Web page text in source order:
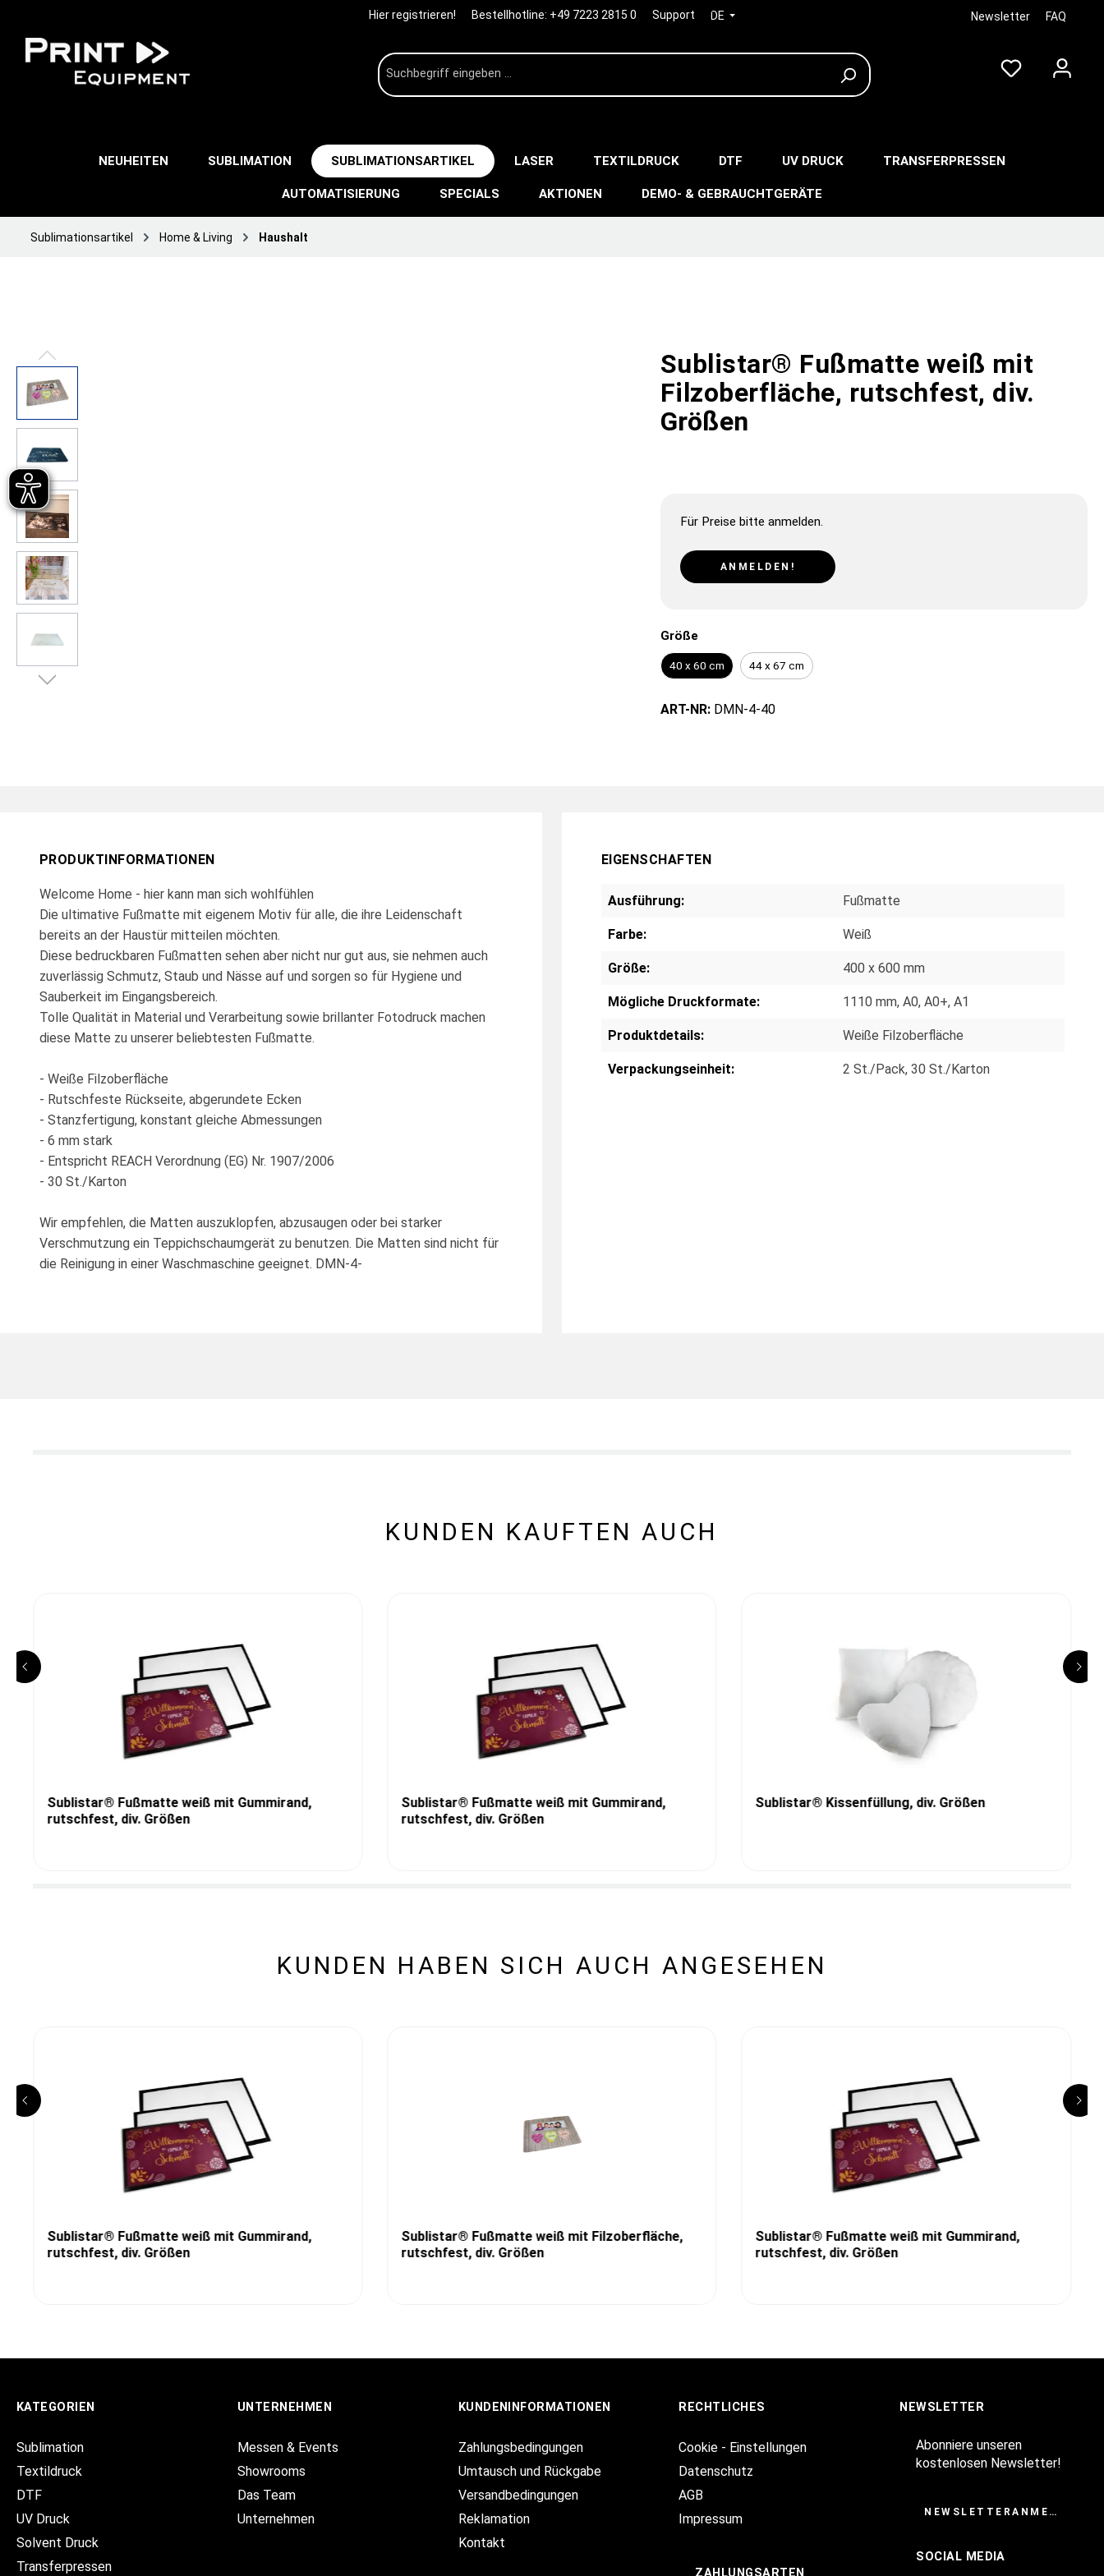
Hier registrieren! Bestellhotline: +49 7223 2815 0 Support DE Newsletter FAQ
NEUHEITEN SUBLIMATION SUBLIMATIONSARTIKEL LASER TEXTILDRUCK DTF UV DRUCK TRANSFERPRESSEN
AUTOMATISIERUNG SPECIALS AKTIONEN DEMO- & GEBRAUCHTGERÄTE
Sublimationsartikel Home & Living Haushalt
Sublistar® Fußmatte weiß mit
Filzoberfläche, rutschfest, div.
Größen
Für Preise bitte anmelden.
ANMELDEN!
Größe
40 x 60 cm 44 x 67 cm
ART-NR: DMN-4-40
PRODUKTINFORMATIONEN
Welcome Home - hier kann man sich wohlfühlen
Die ultimative Fußmatte mit eigenem Motiv für alle, die ihre Leidenschaft
bereits an der Haustür mitteilen möchten.
Diese bedruckbaren Fußmatten sehen aber nicht nur gut aus, sie nehmen auch
zuverlässig Schmutz, Staub und Nässe auf und sorgen so für Hygiene und
Sauberkeit im Eingangsbereich.
Tolle Qualität in Material und Verarbeitung sowie brillanter Fotodruck machen
diese Matte zu unserer beliebtesten Fußmatte.
- Weiße Filzoberfläche
- Rutschfeste Rückseite, abgerundete Ecken
- Stanzfertigung, konstant gleiche Abmessungen
- 6 mm stark
- Entspricht REACH Verordnung (EG) Nr. 1907/2006
- 30 St./Karton
Wir empfehlen, die Matten auszuklopfen, abzusaugen oder bei starker
Verschmutzung ein Teppichschaumgerät zu benutzen. Die Matten sind nicht für
die Reinigung in einer Waschmaschine geeignet. DMN-4-
EIGENSCHAFTEN
Ausführung: Fußmatte
Farbe: Weiß
Größe: 400 x 600 mm
Mögliche Druckformate: 1110 mm, A0, A0+, A1
Produktdetails: Weiße Filzoberfläche
Verpackungseinheit: 2 St./Pack, 30 St./Karton
KUNDEN KAUFTEN AUCH
Sublistar® Fußmatte weiß mit Gummirand,
rutschfest, div. Größen
Sublistar® Fußmatte weiß mit Gummirand,
rutschfest, div. Größen
Sublistar® Kissenfüllung, div. Größen
KUNDEN HABEN SICH AUCH ANGESEHEN
Sublistar® Fußmatte weiß mit Gummirand,
rutschfest, div. Größen
Sublistar® Fußmatte weiß mit Filzoberfläche,
rutschfest, div. Größen
Sublistar® Fußmatte weiß mit Gummirand,
rutschfest, div. Größen
KATEGORIEN
Sublimation
Textildruck
DTF
UV Druck
Solvent Druck
Transferpressen
UNTERNEHMEN
Messen & Events
Showrooms
Das Team
Unternehmen
KUNDENINFORMATIONEN
Zahlungsbedingungen
Umtausch und Rückgabe
Versandbedingungen
Reklamation
Kontakt
RECHTLICHES
Cookie - Einstellungen
Datenschutz
AGB
Impressum
NEWSLETTER
Abonniere unseren
kostenlosen Newsletter!
NEWSLETTERANMELDUNG
SOCIAL MEDIA